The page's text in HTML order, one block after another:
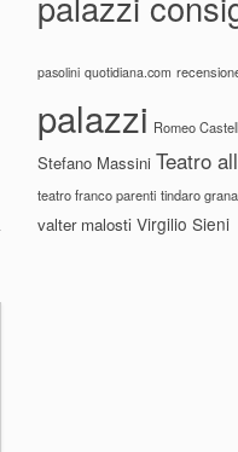
pasolini quotidiana.com
palazzi Romeo
Stefano Massini Teatro
teatro franco parenti tindaro
valter malosti Virgilio Sieni